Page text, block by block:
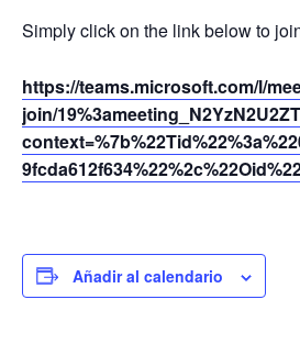
Simply click on the link below to
https://teams.microsoft.com/l/
join/
Añadir al calendario